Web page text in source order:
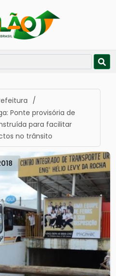
/
Ponte provisória de
para facilitar
no trânsito